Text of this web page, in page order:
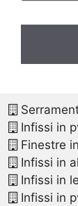
Infissi in
Finestre
Infissi in
Infissi in
Infissi in